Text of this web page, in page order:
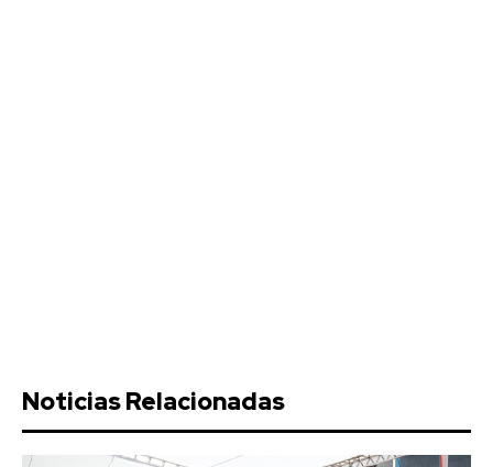
Noticias Relacionadas